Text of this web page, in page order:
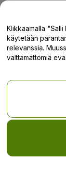
Tekijänoikeus ©
Klikkaamalla
käytetään
relevanssia.
välttämättömiä